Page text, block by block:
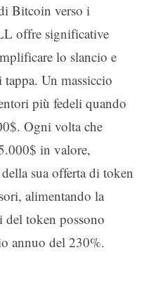
Bitcoin verso i
offre significative
lo slancio e
Un massiccio
più fedeli quando
Ogni volta che
in valore,
sua offerta di token
alimentando la
del token possono
annuo del 230%.